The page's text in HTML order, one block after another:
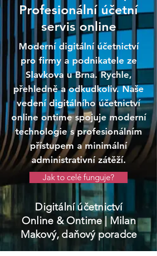
Profesionální účetní
servis online
Moderní digitální účetnictví
pro firmy a podnikatele ze
Slavkova u Brna. Rychle,
přehledně a odkudkoliv. Naše
vedení digitálního účetnictví
online ontime spojuje moderní
technologie s profesionálním
přístupem a minimální
administrativní zátěží.
Jak to celé funguje?
Digitální účetnictví
Online & Ontime| Milan
Makový, daňový poradce